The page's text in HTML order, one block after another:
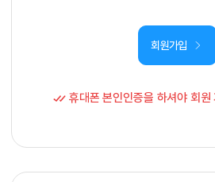
회원가입
휴대폰 본인인증을 하셔야 회원